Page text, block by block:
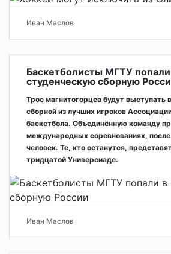
Иван Маслов
Баскетболисты МГТУ
студенческую сборную
Трое магнитогорцев будут выступать
сборной из лучших игроков
баскетбола. Объединённую команду
международных соревнованиях,
человек. Те, кто останутся,
тридцатой Универсиаде.
Иван Маслов